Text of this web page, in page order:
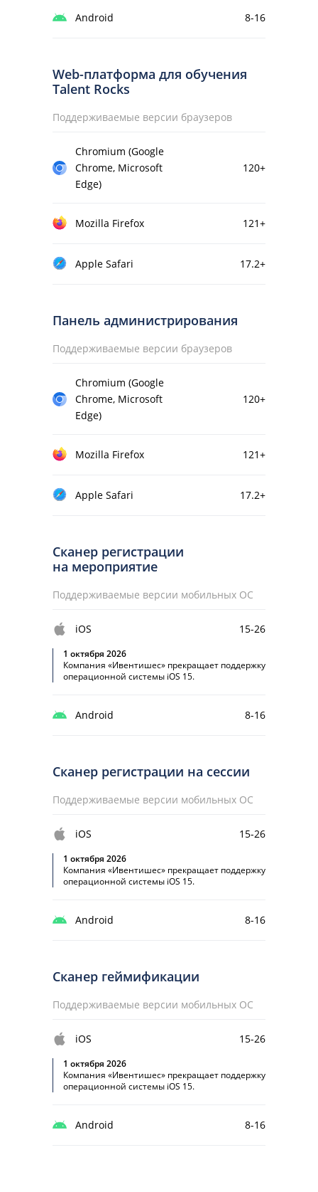
Android 8-16
Web-платформа для обучения
Talent Rocks
Поддерживаемые версии браузеров
Chromium (Google
Chrome, Microsoft
Edge)
120+
Mozilla Firefox 121+
Apple Safari 17.2+
Панель администрирования
Поддерживаемые версии браузеров
Chromium (Google
Chrome, Microsoft
Edge)
120+
Mozilla Firefox 121+
Apple Safari 17.2+
Сканер регистрации
на мероприятие
Поддерживаемые версии мобильных ОС
iOS 15-26
1 октября 2026
Компания «Ивентишес» прекращает поддержку
операционной системы iOS 15.
Android 8-16
Сканер регистрации на сессии
Поддерживаемые версии мобильных ОС
iOS 15-26
1 октября 2026
Компания «Ивентишес» прекращает поддержку
операционной системы iOS 15.
Android 8-16
Сканер геймификации
Поддерживаемые версии мобильных ОС
iOS 15-26
1 октября 2026
Компания «Ивентишес» прекращает поддержку
операционной системы iOS 15.
Android 8-16